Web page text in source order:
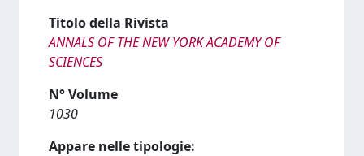
Titolo della Rivista
ANNALS OF THE NEW YORK ACADEMY OF
SCIENCES
N° Volume
1030
Appare nelle tipologie: